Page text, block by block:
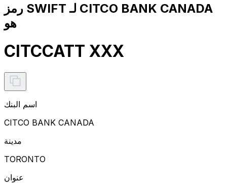
رمز SWIFT لـ CITCO BANK CANADA
هو
CITCCATT XXX
اسم البنك
CITCO BANK CANADA
مدينة
TORONTO
عنوان